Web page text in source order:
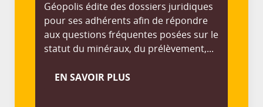
Géopolis édite des dossiers juridiques
pour ses adhérents afin de répondre
aux questions fréquentes posées sur le
statut du minéraux, du prélèvement,...
EN SAVOIR PLUS